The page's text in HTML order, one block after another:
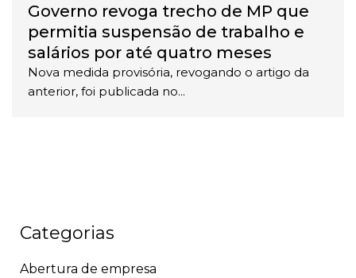
Governo revoga trecho de MP que
permitia suspensão de trabalho e
salários por até quatro meses
Nova medida provisória, revogando o artigo da
anterior, foi publicada no...
Categorias
Abertura de empresa